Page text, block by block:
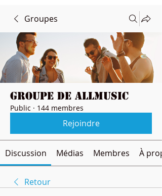
Groupes
Groupe de Allmusic
Public · 144 membres
Rejoindre
Discussion Médias Membres À
Retour